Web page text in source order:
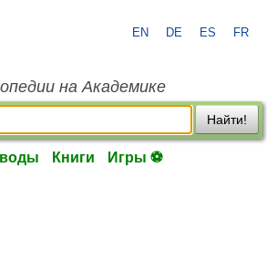
EN DE ES FR
на Академике
Найти!
Книги Игры ⚽